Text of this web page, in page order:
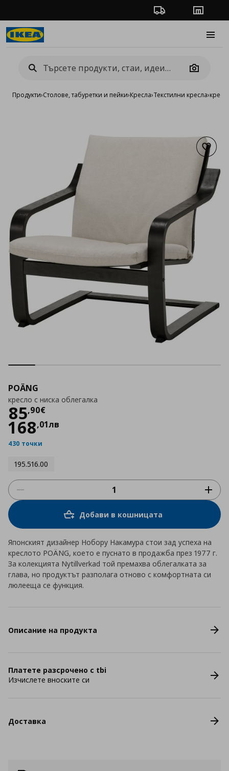
Проследяване на
Camera
Продукти›Столове, табуретки и пейки›Кресла›Текстилни кресла›
POÄNG
кресло с ниска облегалка
85,90€
Цена
168,01лв
430 точки
195.516.00
Добави в кошницата
Японският дизайнер Нобору Накамура стои зад успеха на
креслото POÄNG, което е пуснато в продажба през 1977 г.
За колекцията Nytillverkad той премахва облегалката за
глава, но продуктът разполага отново с комфортната си
люлееща се функция.
Описание на продукта
Платете разсрочено с tbi
Изчислете вноските си
Доставка